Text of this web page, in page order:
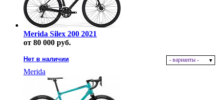
Merida Silex 200 2021
от 80 000 руб.
Нет в наличии - варианты -
Merida